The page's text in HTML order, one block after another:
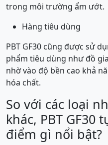
trong môi trường ẩm ướt.
Hàng tiêu dùng
PBT GF30 cũng được sử
phẩm tiêu dùng như đồ
nhờ vào độ bền cao khả
hóa chất.
So với các loại
khác, PBT GF30
điểm gì nổi bật?